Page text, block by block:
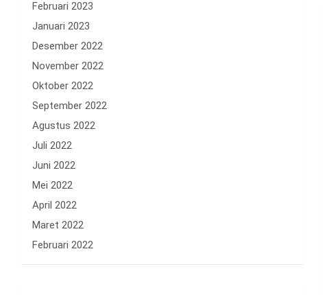
Februari 2023
Januari 2023
Desember 2022
November 2022
Oktober 2022
September 2022
Agustus 2022
Juli 2022
Juni 2022
Mei 2022
April 2022
Maret 2022
Februari 2022